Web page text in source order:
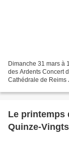
Dimanche 31 mars à
des Ardents Concert
Cathédrale de Reims
Le printemps
Quinze-